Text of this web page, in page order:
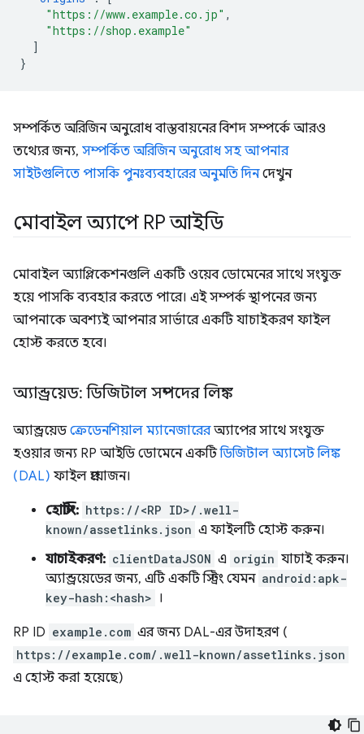
"https://www.example.co.jp" ,
"https://shop.example"
]
}
সম্পর্কিত অরিজিন অনুরোধ বাস্তবায়নের বিশদ সম্পর্কে আরও
তথ্যের জন্য, সম্পর্কিত অরিজিন অনুরোধ সহ আপনার
সাইটগুলিতে পাসকি পুনঃব্যবহারের অনুমতি দিনদেখুন
মোবাইল অ্যাপে RP আইডি
মোবাইল অ্যাপ্লিকেশনগুলি একটি ওয়েব ডোমেনের সাথে সংযুক্ত
হয়ে পাসকি ব্যবহার করতে পারে। এই সম্পর্ক স্থাপনের জন্য
আপনাকে অবশ্যই আপনার সার্ভারে একটি যাচাইকরণ ফাইল
হোস্ট করতে হবে।
অ্যান্ড্রয়েড: ডিজিটাল সম্পদের লিঙ্ক
অ্যান্ড্রয়েডক্রেডেনশিয়াল ম্যানেজারেরঅ্যাপের সাথে সংযুক্ত
হওয়ার জন্য RP আইডি ডোমেনে একটিডিজিটাল অ্যাসেট লিঙ্ক
(DAL) ফাইল প্রয়োজন।
হোস্টিং: https://<RP ID>/.well-
known/assetlinks.json এ ফাইলটি হোস্ট করুন।
যাচাইকরণ: clientDataJSON এ origin যাচাই করুন।
অ্যান্ড্রয়েডের জন্য, এটি একটি স্ট্রিং যেমন android:apk-
key-hash:<hash> ।
RP ID example.com এর জন্য DAL-এর উদাহরণ (
https://example.com/.well-known/assetlinks.json
এ হোস্ট করা হয়েছে)